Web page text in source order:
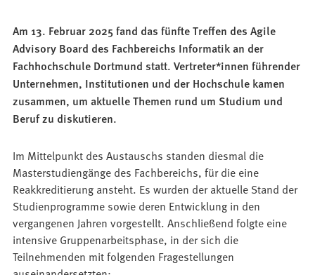
Am 13. Februar 2025 fand das fünfte Treffen des Agile
Advisory Board des Fachbereichs Informatik an der
Fachhochschule Dortmund statt. Vertreter*innen führender
Unternehmen, Institutionen und der Hochschule kamen
zusammen, um aktuelle Themen rund um Studium und
Beruf zu diskutieren.
Im Mittelpunkt des Austauschs standen diesmal die
Masterstudiengänge des Fachbereichs, für die eine
Reakkreditierung ansteht. Es wurden der aktuelle Stand der
Studienprogramme sowie deren Entwicklung in den
vergangenen Jahren vorgestellt. Anschließend folgte eine
intensive Gruppenarbeitsphase, in der sich die
Teilnehmenden mit folgenden Fragestellungen